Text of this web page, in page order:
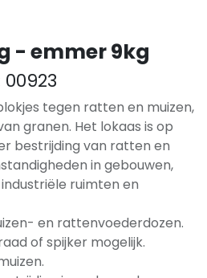
- emmer 9kg
00923
tegen ratten en muizen,
granen. Het lokaas is op
bestrijding van ratten en
in gebouwen,
ruimten en
en rattenvoederdozen.
of spijker mogelijk.